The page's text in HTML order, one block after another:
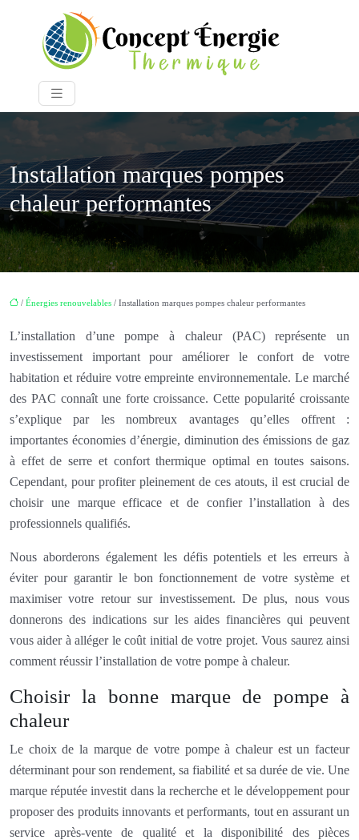
Installation marques pompes
chaleur performantes
/ Énergies renouvelables / Installation marques pompes chaleur performantes
L’installation d’une pompe à chaleur (PAC) représente un
investissement important pour améliorer le confort de votre
habitation et réduire votre empreinte environnementale. Le marché
des PAC connaît une forte croissance. Cette popularité croissante
s’explique par les nombreux avantages qu’elles offrent :
importantes économies d’énergie, diminution des émissions de gaz
à effet de serre et confort thermique optimal en toutes saisons.
Cependant, pour profiter pleinement de ces atouts, il est crucial de
choisir une marque efficace et de confier l’installation à des
professionnels qualifiés.
Nous aborderons également les défis potentiels et les erreurs à
éviter pour garantir le bon fonctionnement de votre système et
maximiser votre retour sur investissement. De plus, nous vous
donnerons des indications sur les aides financières qui peuvent
vous aider à alléger le coût initial de votre projet. Vous saurez ainsi
comment réussir l’installation de votre pompe à chaleur.
Choisir la bonne marque de pompe à
chaleur
Le choix de la marque de votre pompe à chaleur est un facteur
déterminant pour son rendement, sa fiabilité et sa durée de vie. Une
marque réputée investit dans la recherche et le développement pour
proposer des produits innovants et performants, tout en assurant un
service après-vente de qualité et la disponibilité des pièces